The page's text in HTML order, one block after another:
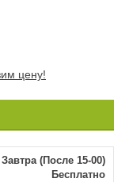
цену!
Завтра (После 15-00)
Бесплатно